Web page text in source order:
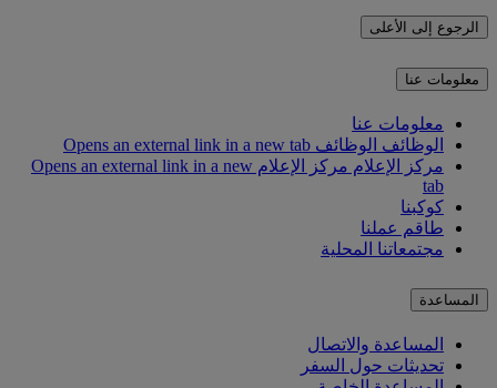
الرجوع إلى الأعلى
معلومات عنا
معلومات عنا
الوظائف الوظائف Opens an external link in a new tab
مركز الإعلام
مركز الإعلام Opens an external link in a new
tab
كوكبنا
طاقم عملنا
مجتمعاتنا المحلية
المساعدة
المساعدة والاتصال
تحديثات حول السفر